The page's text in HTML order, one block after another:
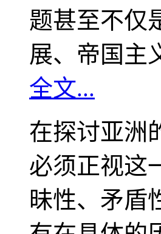
题甚至不仅
展、帝国主
全文...
在探讨亚洲
必须正视这
昧性、矛盾